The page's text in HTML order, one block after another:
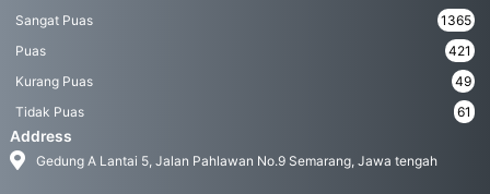
Sangat Puas
1365
Puas
421
Kurang Puas
49
Tidak Puas
61
Address
Gedung A Lantai 5, Jalan Pahlawan No.9 Semarang, Jawa tengah